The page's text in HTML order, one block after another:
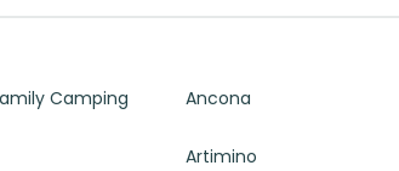
Camping
Ancona
Artimino